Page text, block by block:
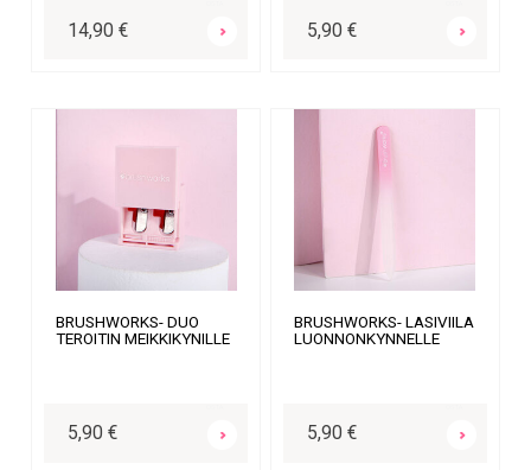
14,90 € 5,90 €
BRUSHWORKS- DUO
TEROITIN MEIKKIKYNILLE
5,90 €
BRUSHWORKS- LASIVIILA
LUONNONKYNNELLE
5,90 €